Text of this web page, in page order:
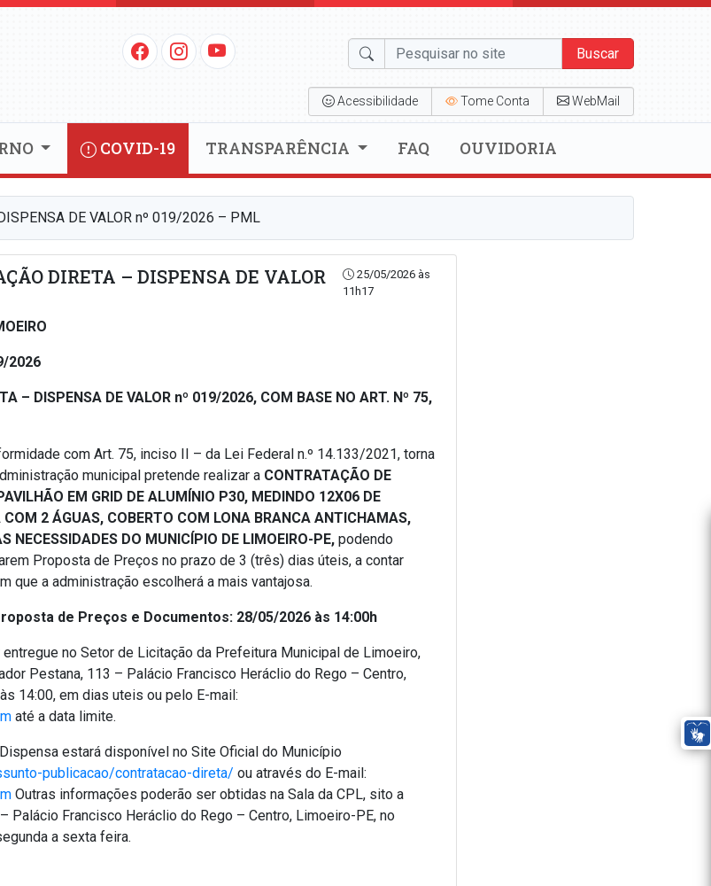
Buscar
Acessibilidade Tome Conta WebMail
COVID-19 TRANSPARÊNCIA FAQ OUVIDORIA
DE VALOR nº 019/2026 – PML
DIRETA – DISPENSA DE VALOR
25/05/2026 às
11h17
2026
– DISPENSA DE VALOR nº 019/2026, COM BASE NO ART. Nº 75,
com Art. 75, inciso II – da Lei Federal n.º 14.133/2021, torna
municipal pretende realizar a CONTRATAÇÃO DE
EM GRID DE ALUMÍNIO P30, MEDINDO 12X06 DE
2 ÁGUAS, COBERTO COM LONA BRANCA ANTICHAMAS,
NECESSIDADES DO MUNICÍPIO DE LIMOEIRO-PE,podendo
Proposta de Preços no prazo de 3 (três) dias úteis, a contar
que a administração escolherá a mais vantajosa.
de Preços e Documentos: 28/05/2026 às 14:00h
no Setor de Licitação da Prefeitura Municipal de Limoeiro,
Pestana, 113 – Palácio Francisco Heráclio do Rego – Centro,
14:00, em dias uteis ou pelo E-mail:
até a data limite.
estará disponível no Site Oficial do Município
publicacao/contratacao-direta/ ou através do E-mail:
Outras informações poderão ser obtidas na Sala da CPL, sito a
Palácio Francisco Heráclio do Rego – Centro, Limoeiro-PE, no
a sexta feira.